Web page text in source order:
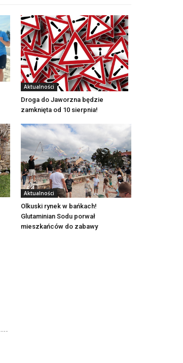
Aktualności
Droga do Jaworzna będzie
zamknięta od 10 sierpnia!
Aktualności
Olkuski rynek w bańkach!
Glutaminian Sodu porwał
mieszkańców do zabawy